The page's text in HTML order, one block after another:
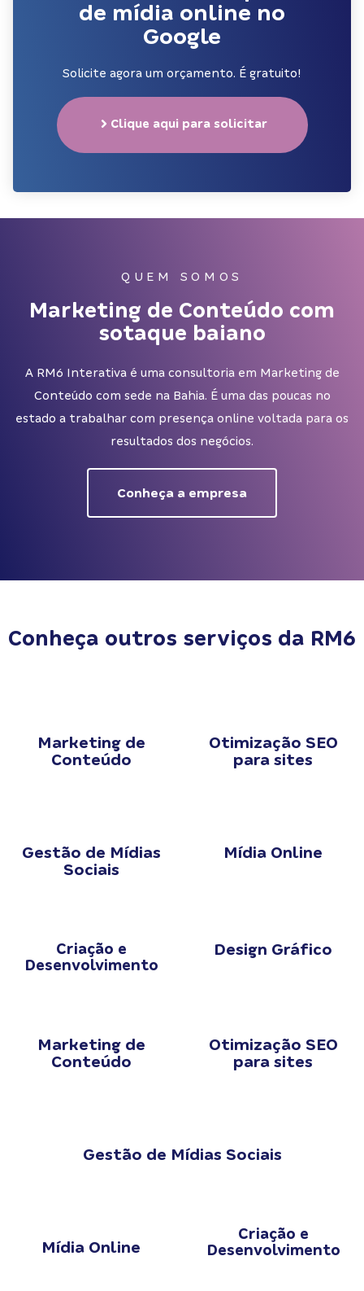
de mídia online no
Google
Solicite agora um orçamento. É gratuito!
Clique aqui para solicitar
QUEM SOMOS
Marketing de Conteúdo com
sotaque baiano
A RM6 Interativa é uma consultoria em Marketing de
Conteúdo com sede na Bahia. É uma das poucas no
estado a trabalhar com presença online voltada para os
resultados dos negócios.
Conheça a empresa
Conheça outros serviços da RM6
Marketing de
Conteúdo
Otimização SEO
para sites
Gestão de Mídias
Sociais
Mídia Online
Criação e
Desenvolvimento
Design Gráfico
Marketing de
Conteúdo
Otimização SEO
para sites
Gestão de Mídias Sociais
Mídia Online
Criação e
Desenvolvimento